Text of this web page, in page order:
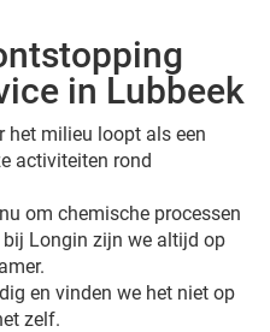
in Lubbeek
het milieu loopt als een
activiteiten rond
om chemische processen
Longin zijn we altijd op
en vinden we het niet op
zelf.